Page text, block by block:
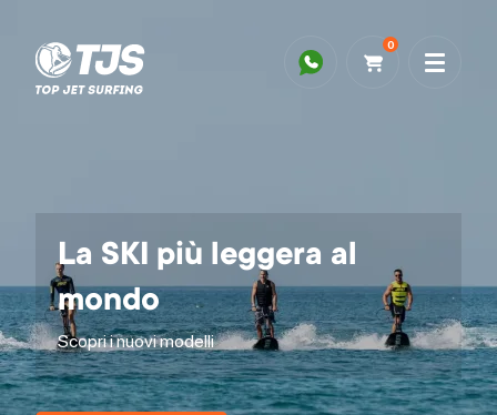
0
La SKI più leggera al
mondo
Scopri i nuovi modelli